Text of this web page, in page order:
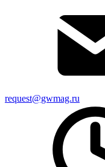
request@gwmag.ru